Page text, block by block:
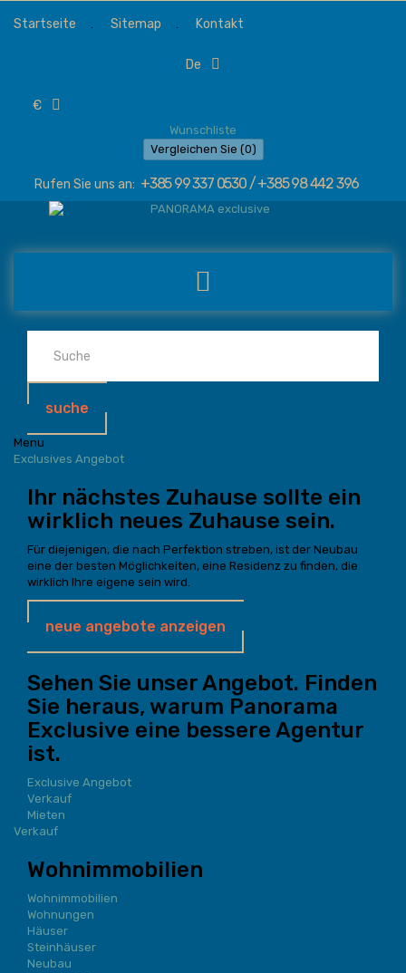
Startseite Sitemap Kontakt
de
€
Wunschliste
Vergleichen Sie (0)
Rufen Sie uns an: +385 99 337 0530 / +385 98 442 396
suche
Menu
Exclusives Angebot
Ihr nächstes Zuhause sollte ein
wirklich neues Zuhause sein.
Für diejenigen, die nach Perfektion streben, ist der Neubau
eine der besten Möglichkeiten, eine Residenz zu finden, die
wirklich Ihre eigene sein wird.
neue angebote anzeigen
Sehen Sie unser Angebot. Finden
Sie heraus, warum Panorama
Exclusive eine bessere Agentur
ist.
Exclusive Angebot
Verkauf
Mieten
Verkauf
Wohnimmobilien
Wohnimmobilien
Wohnungen
Häuser
Steinhäuser
Neubau